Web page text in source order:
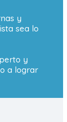
y
sea lo
y
a lograr